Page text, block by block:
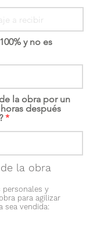
y no es
la obra por un
después
la obra
personales y
para agilizar
sea vendida: